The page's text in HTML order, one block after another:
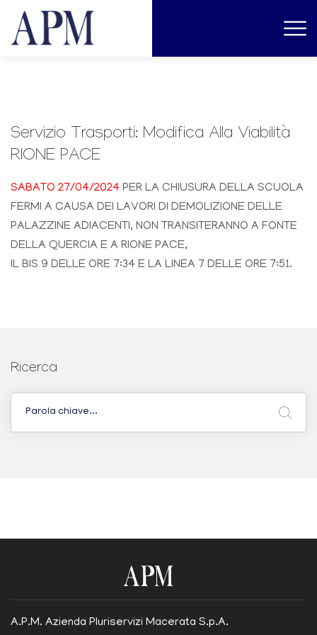
Servizio Trasporti: Modifica Alla Viabilità
RIONE PACE
SABATO 27/04/2024 PER LA CHIUSURA DELLA SCUOLA
FERMI A CAUSA DEI LAVORI DI DEMOLIZIONE DELLE
PALAZZINE ADIACENTI, NON TRANSITERANNO A FONTE
DELLA QUERCIA E A RIONE PACE,
IL BIS 9 DELLE ORE 7:34 E LA LINEA 7 DELLE ORE 7:51.
Ricerca
A.P.M. Azienda Pluriservizi Macerata S.p.A.